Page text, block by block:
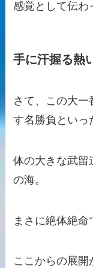
感覚として伝わ
手に汗握る熱
さて、この大
す名勝負といっ
体の大きな武留
の海。
まさに絶体絶命
ここからの展開